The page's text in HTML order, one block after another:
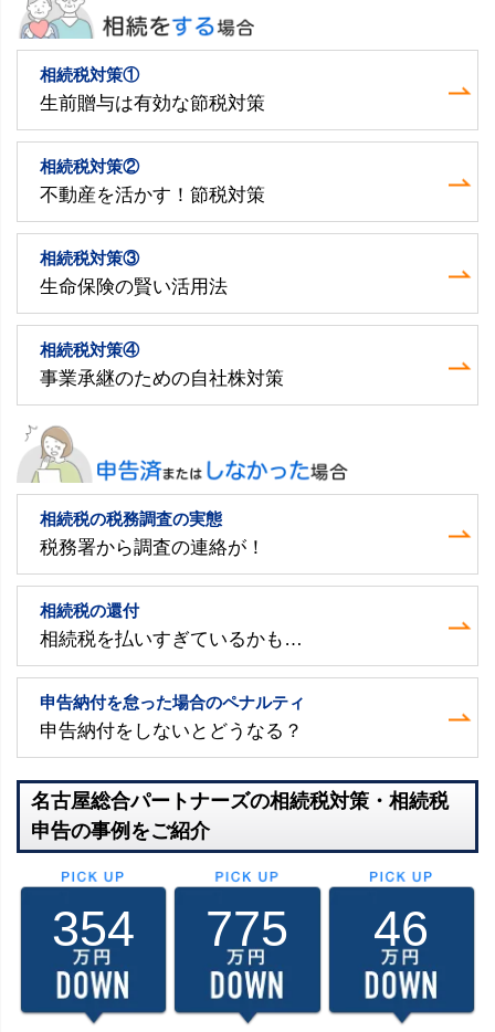
相続税対策①
生前贈与は有効な節税対策
相続税対策②
不動産を活かす！節税対策
相続税対策③
生命保険の賢い活用法
相続税対策④
事業承継のための自社株対策
相続税の税務調査の実態
税務署から調査の連絡が！
相続税の還付
相続税を払いすぎているかも…
申告納付を怠った場合のペナルティ
申告納付をしないとどうなる？
名古屋総合パートナーズの相続税対策・相続税
申告の事例をご紹介
354 775 46